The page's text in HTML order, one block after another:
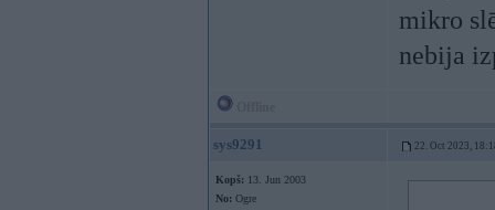
mikro
nebija
sys9291 22. Oct 2023,
Kopš: 13. Jun 2003
No: Ogre